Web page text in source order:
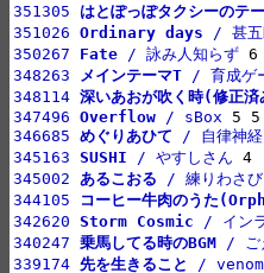
351305 はとぽっぽタクシーのテ
351026 Ordinary days / 甚五
350267 Fate / 詠み人知らず
348263
メインテーマT / 育成ゲ
348114 深いあおが吹く時(修正済
347496 Overflow / sBox
346685 めぐりあひて / 自律神経
345163 SUSHI / やすしさん
345002 あるこおる / 練りわさび
344105
コーヒー牛肉のうた
342620 Storm Cosmic / イン
340247 乗馬してる時のBGM / ご
339174 先を生きること / venom